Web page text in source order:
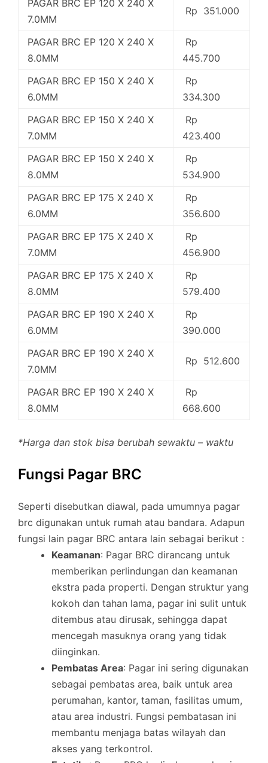
PAGAR BRC EP 120 X 240 X
7.0MM
Rp 351.000
PAGAR BRC EP 120 X 240 X
8.0MM
Rp
445.700
PAGAR BRC EP 150 X 240 X
6.0MM
Rp
334.300
PAGAR BRC EP 150 X 240 X
7.0MM
Rp
423.400
PAGAR BRC EP 150 X 240 X
8.0MM
Rp
534.900
PAGAR BRC EP 175 X 240 X
6.0MM
Rp
356.600
PAGAR BRC EP 175 X 240 X
7.0MM
Rp
456.900
PAGAR BRC EP 175 X 240 X
8.0MM
Rp
579.400
PAGAR BRC EP 190 X 240 X
6.0MM
Rp
390.000
PAGAR BRC EP 190 X 240 X
7.0MM
Rp 512.600
PAGAR BRC EP 190 X 240 X
8.0MM
Rp
668.600
*Harga dan stok bisa berubah sewaktu – waktu
Fungsi Pagar BRC
Seperti disebutkan diawal, pada umumnya pagar
brc digunakan untuk rumah atau bandara. Adapun
fungsi lain pagar BRC antara lain sebagai berikut :
Keamanan: Pagar BRC dirancang untuk
memberikan perlindungan dan keamanan
ekstra pada properti. Dengan struktur yang
kokoh dan tahan lama, pagar ini sulit untuk
ditembus atau dirusak, sehingga dapat
mencegah masuknya orang yang tidak
diinginkan.
Pembatas Area: Pagar ini sering digunakan
sebagai pembatas area, baik untuk area
perumahan, kantor, taman, fasilitas umum,
atau area industri. Fungsi pembatasan ini
membantu menjaga batas wilayah dan
akses yang terkontrol.